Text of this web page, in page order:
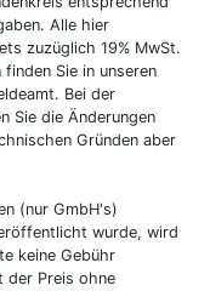
Alle hier
zuzüglich 19% MwSt.
Sie in unseren
Bei der
Sie die Änderungen
Gründen aber
(nur GmbH's)
wurde, wird
keine Gebühr
der Preis ohne